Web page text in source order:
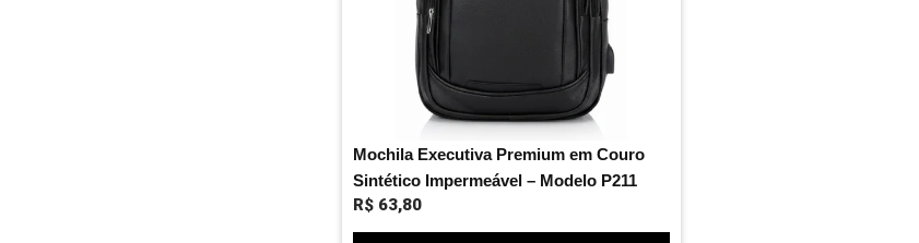
Mochila Executiva Premium em Couro
Sintético Impermeável – Modelo P211
R$63,80